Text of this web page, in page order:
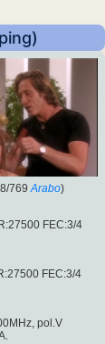
769 Arabo)
FEC:3/4
FEC:3/4
pol.V